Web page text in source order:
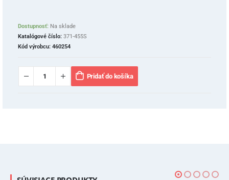
Dostupnosť: Na sklade
Katalógové číslo: 371-455S
Kód výrobcu: 460254
Pridať do košíka